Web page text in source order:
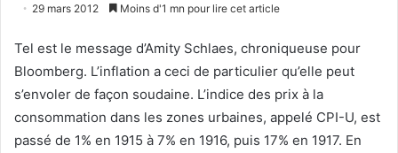
29 mars 2012 Moins d'1 mn pour lire cet article
Tel est le message d’Amity Schlaes, chroniqueuse pour
Bloomberg. L’inflation a ceci de particulier qu’elle peut
s’envoler de façon soudaine. L’indice des prix à la
consommation dans les zones urbaines, appelé CPI-U, est
passé de 1% en 1915 à 7% en 1916, puis 17% en 1917. En